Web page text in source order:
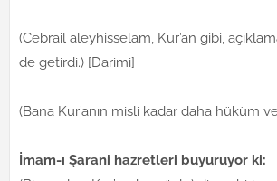
(Cebrail aleyhisselam, Kur’an gibi,
de getirdi.) [Darimi]
(Bana Kur’anın misli kadar daha hüküm
İmam-ı Şarani hazretleri buyuruyor ki: